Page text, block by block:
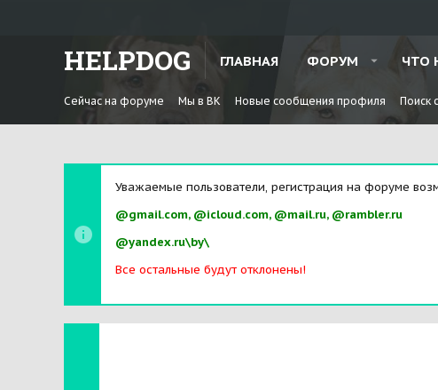
HELPDOG ГЛАВНАЯ ФОРУМ ЧТО
Сейчас на форуме Мы в ВК Новые сообщения профиля Поиск
Уважаемые пользователи, регистрация на форуме
@gmail.com, @icloud.com, @mail.ru, @rambler.ru
@yandex.ru\by\
Все остальные будут отклонены!